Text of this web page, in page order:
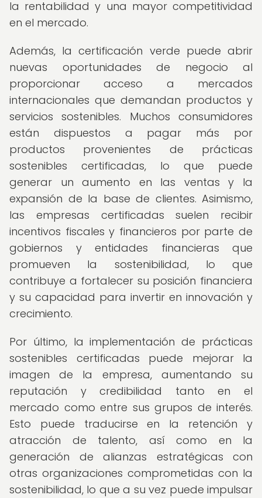
la rentabilidad y una mayor competitividad
en el mercado.
Además, la certificación verde puede abrir
nuevas oportunidades de negocio al
proporcionar acceso a mercados
internacionales que demandan productos y
servicios sostenibles. Muchos consumidores
están dispuestos a pagar más por
productos provenientes de prácticas
sostenibles certificadas, lo que puede
generar un aumento en las ventas y la
expansión de la base de clientes. Asimismo,
las empresas certificadas suelen recibir
incentivos fiscales y financieros por parte de
gobiernos y entidades financieras que
promueven la sostenibilidad, lo que
contribuye a fortalecer su posición financiera
y su capacidad para invertir en innovación y
crecimiento.
Por último, la implementación de prácticas
sostenibles certificadas puede mejorar la
imagen de la empresa, aumentando su
reputación y credibilidad tanto en el
mercado como entre sus grupos de interés.
Esto puede traducirse en la retención y
atracción de talento, así como en la
generación de alianzas estratégicas con
otras organizaciones comprometidas con la
sostenibilidad, lo que a su vez puede impulsar